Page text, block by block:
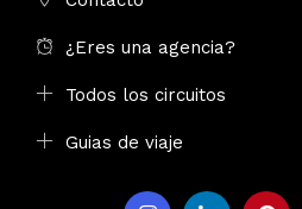
¿Eres una agencia?
Todos los circuitos
Guias de viaje